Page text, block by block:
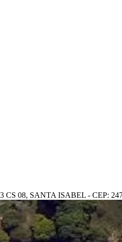
08, SANTA ISABEL - CEP: